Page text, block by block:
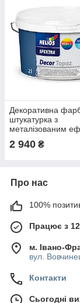
Декоративна
штукатурка з
металізованим
HELIOS
Topaz, срібло
2 940 ₴
Про нас
100%
Працює з
м. Івано-
вул.
Контакти
Сьогодні